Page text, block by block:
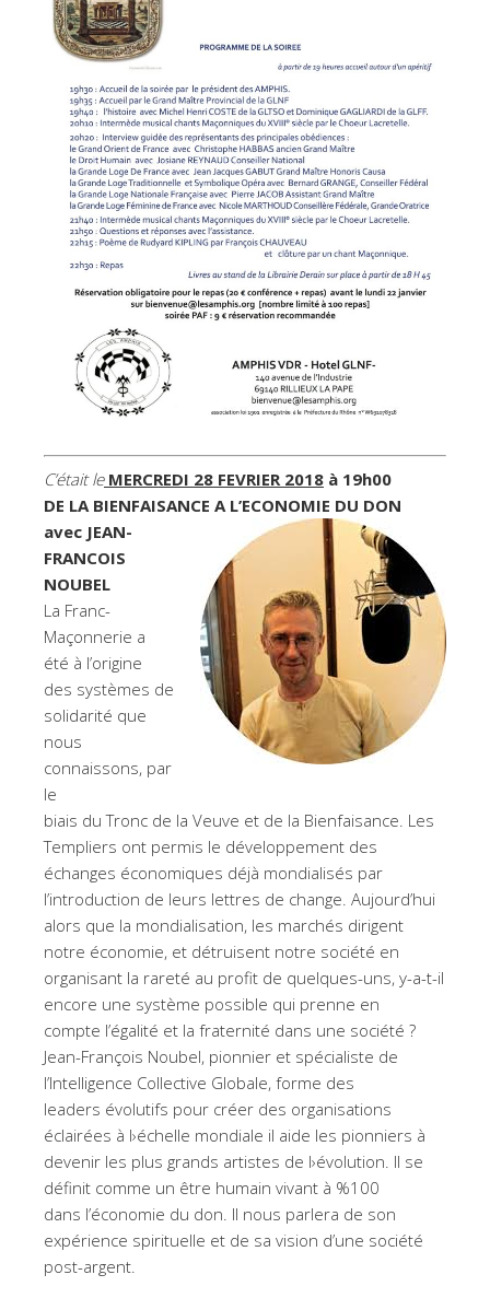
C’était leMERCREDI 28 FEVRIER 2018 à 19h00
DE LA BIENFAISANCE A L’ECONOMIE DU DON
avec JEAN-
FRANCOIS
NOUBEL
La Franc-
Maçonnerie a
été à l’origine
des systèmes de
solidarité que
nous
connaissons, par
le
biais du Tronc de la Veuve et de la Bienfaisance. Les
Templiers ont permis le développement des
échanges économiques déjà mondialisés par
l’introduction de leurs lettres de change. Aujourd’hui
alors que la mondialisation, les marchés dirigent
notre économie, et détruisent notre société en
organisant la rareté au profit de quelques-uns, y-a-t-il
encore une système possible qui prenne en
compte l’égalité et la fraternité dans une société ?
Jean-François Noubel, pionnier et spécialiste de
l’Intelligence Collective Globale, forme des
leaders évolutifs pour créer des organisations
éclairées à l›échelle mondiale il aide les pionniers à
devenir les plus grands artistes de l›évolution. Il se
définit comme un être humain vivant à %100
dans l’économie du don. Il nous parlera de son
expérience spirituelle et de sa vision d’une société
post-argent.